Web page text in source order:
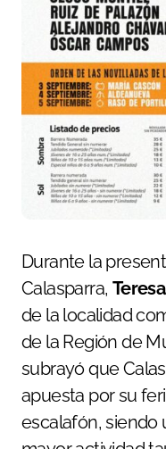
Durante la
Calasparra,
de la localidad
de la Región de
subrayó que
apuesta por su
escalafón, siendo